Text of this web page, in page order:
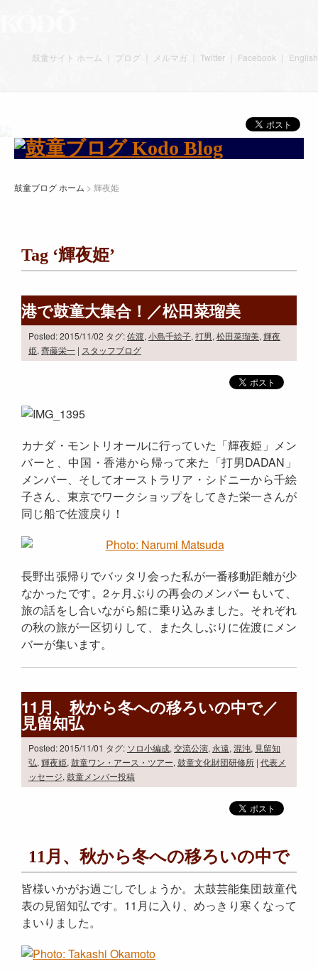
鼓童サイト ホーム ブログ メルマガ Twitter Facebook English
鼓童ブログ ホーム > 輝夜姫
Tag ‘輝夜姫’
港で鼓童大集合！／松田菜瑠美
Posted: 2015/11/02 タグ:佐渡, 小島千絵子, 打男, 松田菜瑠美, 輝夜
姫, 齊藤栄一 | スタッフブログ
カナダ・モントリオールに行っていた「輝夜姫」メン
バーと、中国・香港から帰って来た「打男DADAN」
メンバー、そしてオーストラリア・シドニーから千絵
子さん、東京でワークショップをしてきた栄一さんが
同じ船で佐渡戻り！
長野出張帰りでバッタリ会った私が一番移動距離が少
なかったです。2ヶ月ぶりの再会のメンバーもいて、
旅の話をし合いながら船に乗り込みました。それぞれ
の秋の旅が一区切りして、また久しぶりに佐渡にメン
バーが集います。
11月、秋から冬への移ろいの中で／
見留知弘
Posted: 2015/11/01 タグ: ソロ小編成, 交流公演, 永遠, 混沌, 見留知
弘, 輝夜姫, 鼓童ワン・アース・ツアー, 鼓童文化財団研修所 | 代表メ
ッセージ, 鼓童メンバー投稿
11月、秋から冬への移ろいの中で
皆様いかがお過ごしでしょうか。太鼓芸能集団鼓童代
表の見留知弘です。11月に入り、めっきり寒くなって
まいりました。